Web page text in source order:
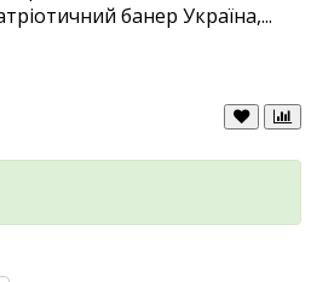
банер Україна,...